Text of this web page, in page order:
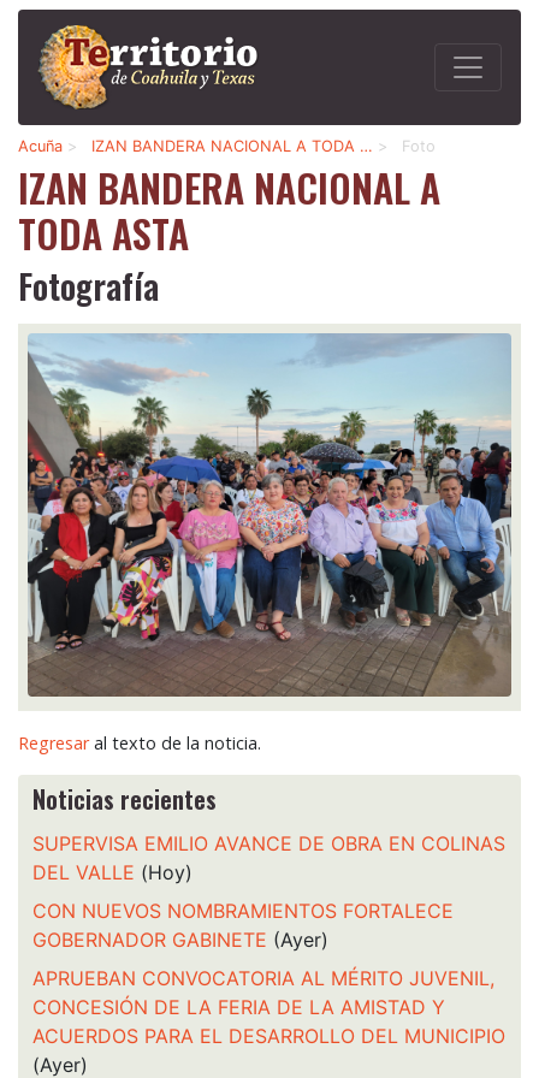
Acuña > IZAN BANDERA NACIONAL A TODA … > Foto
IZAN BANDERA NACIONAL A
TODA ASTA
Fotografía
Regresaral texto de la noticia.
Noticias recientes
SUPERVISA EMILIO AVANCE DE OBRA EN COLINAS
DEL VALLE (Hoy)
CON NUEVOS NOMBRAMIENTOS FORTALECE
GOBERNADOR GABINETE (Ayer)
APRUEBAN CONVOCATORIA AL MÉRITO JUVENIL,
CONCESIÓN DE LA FERIA DE LA AMISTAD Y
ACUERDOS PARA EL DESARROLLO DEL MUNICIPIO
(Ayer)